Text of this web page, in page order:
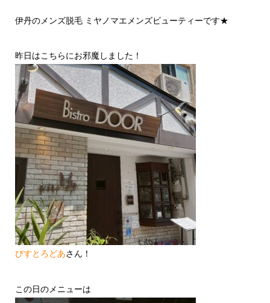
伊丹のメンズ脱毛 ミヤノマエメンズビューティーです★
昨日はこちらにお邪魔しました！
びすとろどあさん！
この日のメニューは